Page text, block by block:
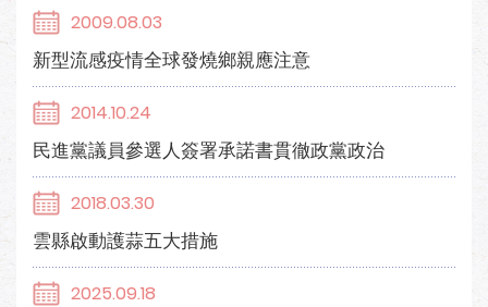
2009.08.03
新型流感疫情全球發燒鄉親應注意
2014.10.24
民進黨議員參選人簽署承諾書貫徹政黨政治
2018.03.30
雲縣啟動護蒜五大措施
2025.09.18